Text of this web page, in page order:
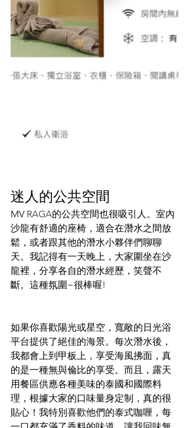
迷人的公共空間
MV RAGA的公共空間也很吸引人。室內
沙龍有舒適的座椅，適合在潛水之間放
鬆，或者跟其他的潛水小夥伴們聊聊
天。我記得有一天晚上，大家圍坐在沙
龍裡，分享各自的潛水經歷，笑聲不
斷。這種氛圍~很棒喔!
如果你喜歡陽光或星空，寬敞的日光浴
平台提供了絕佳的海景。每次潛水後，
我都會上到甲板上，享受海風拂面，真
的是一種無與倫比的享受。而且，露天
用餐區供應各種美味的泰國和國際料
理，根據大家的口味量身定制，真的很
貼心！我特別喜歡他們的泰式咖喱，每